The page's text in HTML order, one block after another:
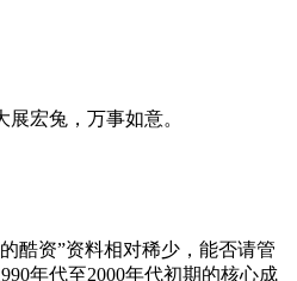
宏兔，万事如意。
酷资”资料相对稀少，能否请管
年代至2000年代初期的核心成